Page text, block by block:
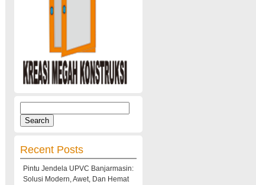
for:
Recent Posts
Pintu Jendela UPVC Banjarmasin:
Solusi Modern, Awet, Dan Hemat